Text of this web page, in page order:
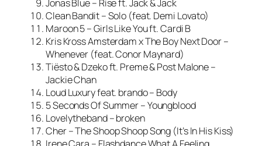
Jonas Blue – Rise ft. Jack & Jack
Clean Bandit – Solo (feat. Demi Lovato)
Maroon 5 – Girls Like You ft. Cardi B
Kris Kross Amsterdam x The Boy Next Door –
Whenever (feat. Conor Maynard)
Tiësto & Dzeko ft. Preme & Post Malone –
Jackie Chan
Loud Luxury feat. brando – Body
5 Seconds Of Summer – Youngblood
Lovelytheband – broken
Cher – The Shoop Shoop Song (It’s In His Kiss)